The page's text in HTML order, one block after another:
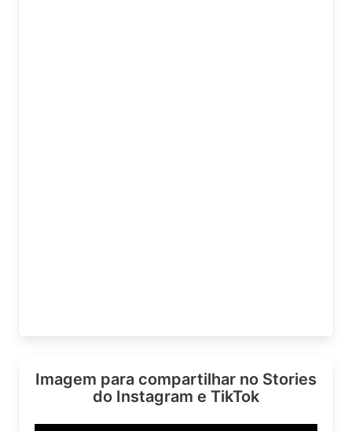
Imagem para compartilhar no Stories
do Instagram e TikTok